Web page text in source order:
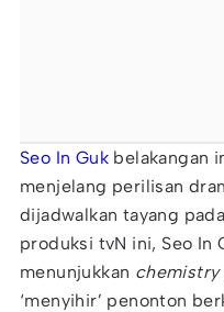
Seo In Guk belakangan
menjelang perilisan
dijadwalkan tayang
produksi tvN ini, Seo In
menunjukkan chemistry
‘menyihir’ penonton